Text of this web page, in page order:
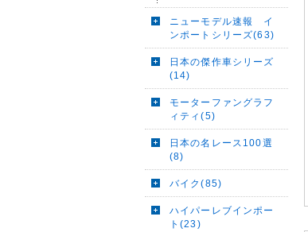
ニューモデル速報 イ
ンポートシリーズ(63)
日本の傑作車シリーズ
(14)
モーターファングラフ
ィティ(5)
日本の名レース100選
(8)
バイク(85)
ハイパーレブインポー
ト(23)